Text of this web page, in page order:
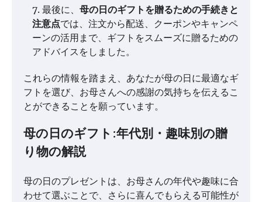
最後に、 母の日のギフトを贈るための手続きと
注意点では、注文から配送、クーポンやキャンペ
ーンの活用まで、ギフトをスムーズに贈るための
アドバイスをしました。
これらの情報を踏まえ、あなたが母の日に最適なギ
フトを選び、お母さんへの感謝の気持ちを伝えるこ
とができることを願っています。
母の日のギフト:年代別・趣味別の贈
り物の解説
母の日のプレゼントは、お母さんの年代や趣味に合
わせて選ぶことで、さらに喜んでもらえる可能性が